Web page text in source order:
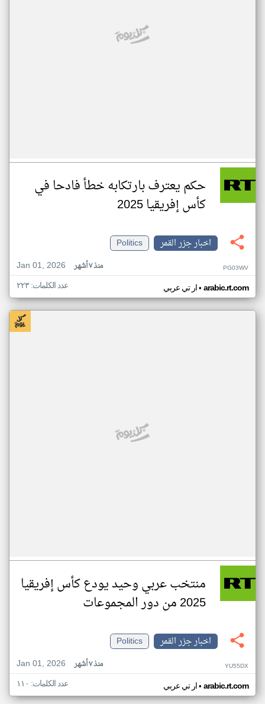
حكم يعترف بارتكابه خطأ فادحا في
كأس إفريقيا 2025
اخبار جزر القمر
Politics
Jan 01, 2026
منذ ٧ أشهر PG03WV
ار تي عربي• arabic.rt.com عدد الكلمات: ٢٢٣
منتخب عربي وحيد يودع كأس إفريقيا
2025 من دور المجموعات
اخبار جزر القمر
Politics
Jan 01, 2026
منذ ٧ أشهر YU55DX
ار تي عربي• arabic.rt.com عدد الكلمات: ١١٠